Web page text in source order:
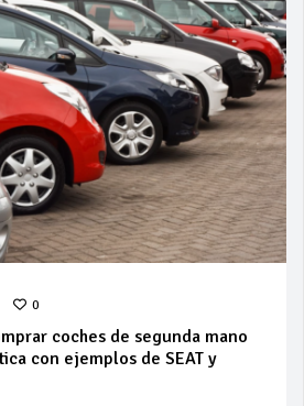
0
coches de segunda mano
con ejemplos de SEAT y